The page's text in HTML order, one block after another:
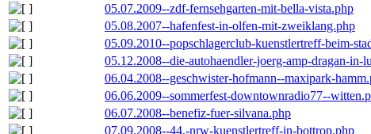
05.07.2009--zdf-fernsehgarten-mit-bella-vista.php
05.08.2007--hafenfest-in-olfen-mit-zweiklang.php
05.09.2010--popschlagerclub-kuenstlertreff-beim-
05.12.2008--die-autohaendler-joerg-amp-dragan-in-
06.04.2008--geschwister-hofmann--maxipark-
06.06.2009--sommerfest-downtownradio77--
06.07.2008--benefiz-fuer-silvana.php
07.09.2008--44.-nrw-kuenstlertreff-in-bottrop.php